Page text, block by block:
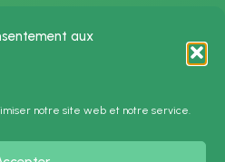
aux
notre site web et notre service.
Confidentialité
Légales